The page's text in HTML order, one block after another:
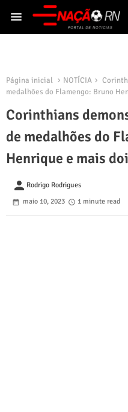
Página inicial NOTÍCIA
medalhões do Flamengo: Bruno
Corinthians
de medalhões do
Henrique e mais
person Rodrigo Rodrigues
maio 10, 2023
1 minute read